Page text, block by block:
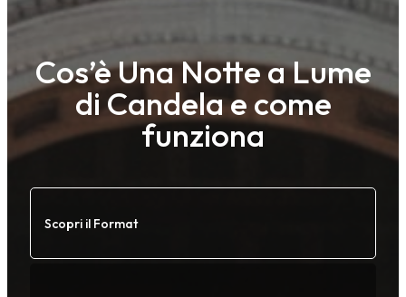
Cos’è Una Notte a Lume
di Candela e come
funziona
Scopri il Format